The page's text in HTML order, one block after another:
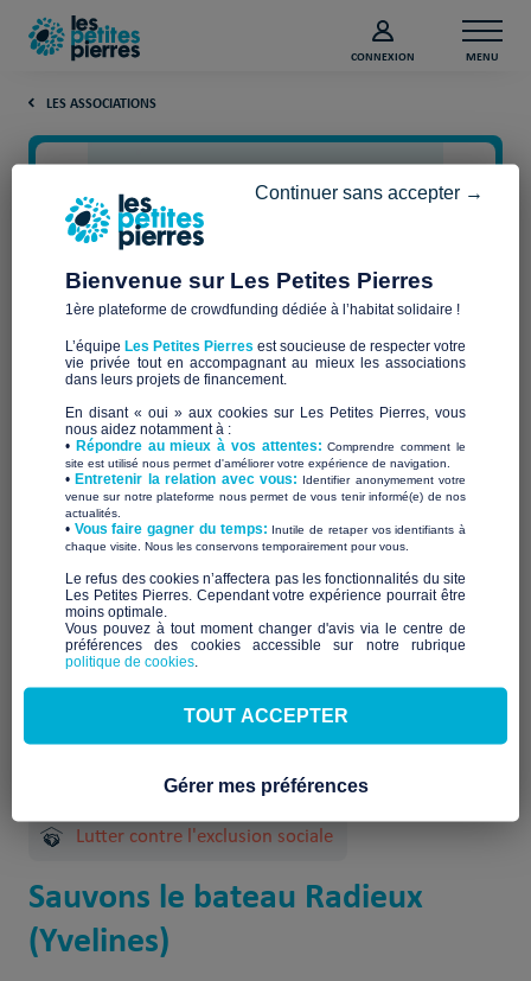
CONNEXION MENU
LES ASSOCIATIONS
La Pierre Blanche
Qui sommes-nous ?
À venir
2 Projet(s) réalisé(s)
Lutter contre l'exclusion sociale
Sauvons le bateau Radieux
(Yvelines)
Bienvenue sur Les Petites Pierres
1ère plateforme de crowdfunding dédiée à l’habitat solidaire !
L’équipe Les Petites Pierres est soucieuse de respecter votre
vie privée tout en accompagnant au mieux les associations
dans leurs projets de financement.
En disant « oui » aux cookies sur Les Petites Pierres, vous
nous aidez notamment à :
• Répondre au mieux à vos attentes:Comprendre comment le
site est utilisé nous permet d'améliorer votre expérience de navigation.
•Entretenir la relation avec vous: Identifier anonymement votre
venue sur notre plateforme nous permet de vous tenir informé(e) de nos
actualités.
​• Vous faire gagner du temps: Inutile de retaper vos identifiants à
chaque visite. Nous les conservons temporairement pour vous.
​Le refus des cookies n’affectera pas les fonctionnalités du site
Les Petites Pierres. Cependant votre expérience pourrait être
moins optimale.​
Vous pouvez à tout moment changer d'avis via le centre de
préférences des cookies accessible sur notre rubrique
politique de cookies
Continuer sans accepter →
TOUT ACCEPTER
Gérer mes préférences